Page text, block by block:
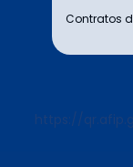
Contratos
https://